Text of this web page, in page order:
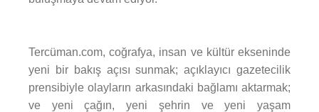
Tercüman.com, coğrafya, insan ve kültür ekseninde
yeni bir bakış açısı sunmak; açıklayıcı gazetecilik
prensibiyle olayların arkasındaki bağlamı aktarmak;
ve yeni çağın, yeni şehrin ve yeni yaşam